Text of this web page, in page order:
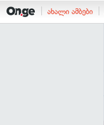
ახალი ამბები